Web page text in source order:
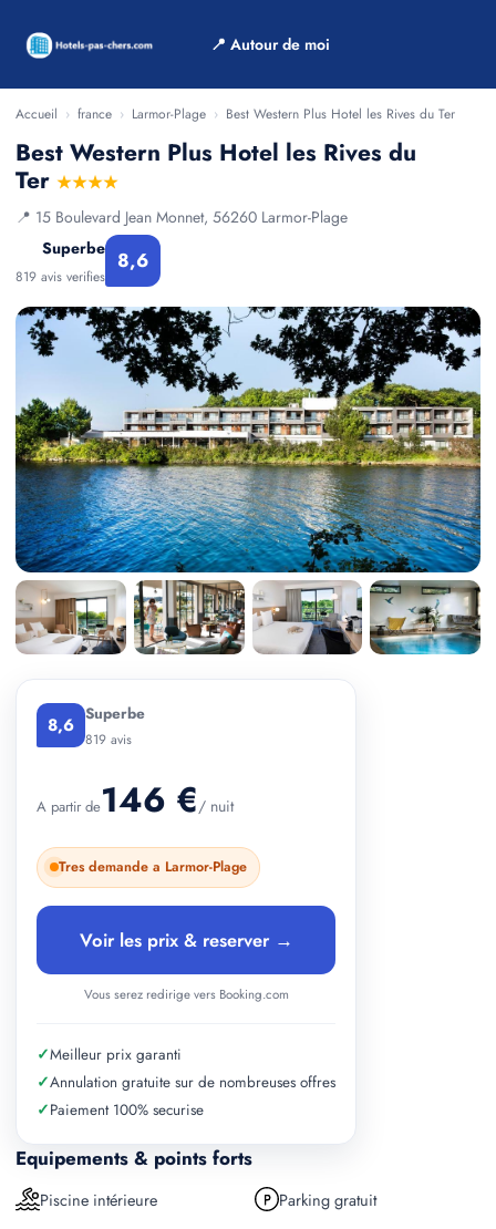
📍 Autour de moi
Accueil › france › Larmor-Plage › Best Western Plus Hotel les Rives du Ter
Best Western Plus Hotel les Rives du
Ter ★★★★
📍 15 Boulevard Jean Monnet, 56260 Larmor-Plage
Superbe
819 avis verifies
8,6
Equipements & points forts
Piscine intérieure
Parking gratuit
8,6 Superbe
819 avis
A partir de146 €/ nuit
Tres demande a Larmor-Plage
Voir les prix & reserver →
Vous serez redirige vers Booking.com
✓Meilleur prix garanti
✓Annulation gratuite sur de nombreuses offres
✓Paiement 100% securise